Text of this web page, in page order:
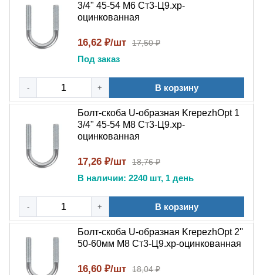
3/4" 45-54 M6 Ст3-Ц9.хр-
оцинкованная
16,62 ₽/шт 17,50 ₽
Под заказ
- + В корзину
Болт-скоба U-образная KrepezhOpt 1
3/4" 45-54 M8 Ст3-Ц9.хр-
оцинкованная
17,26 ₽/шт 18,76 ₽
В наличии: 2240 шт, 1 день
- + В корзину
Болт-скоба U-образная KrepezhOpt 2''
50-60мм M8 Ст3-Ц9.хр-оцинкованная
16,60 ₽/шт 18,04 ₽